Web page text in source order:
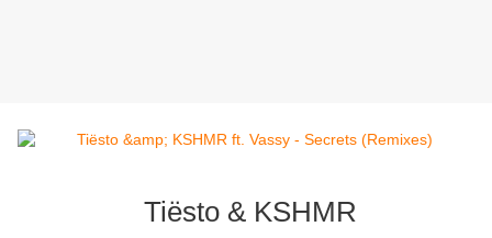
Tiësto & KSHMR